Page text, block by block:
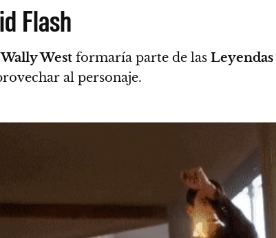
Flash
Wally West formaría parte de las Leyendas
al personaje.